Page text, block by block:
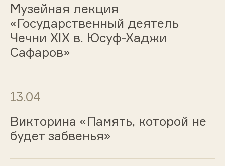
Музейная лекция
«Государственный деятель
Чечни XIX в. Юсуф-Хаджи
Сафаров»
13.04
Викторина «Память, которой не
будет забвенья»